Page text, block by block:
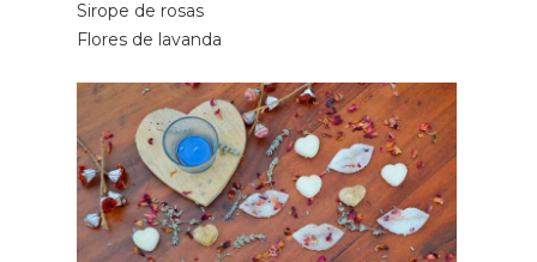
Sirope de rosas
Flores de lavanda